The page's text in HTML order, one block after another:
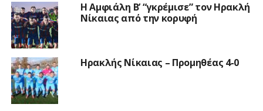
Η Αμφιάλη Β’ “γκρέμισε” τον Ηρακλή
Νίκαιας από την κορυφή
Ηρακλής Νίκαιας – Προμηθέας 4-0